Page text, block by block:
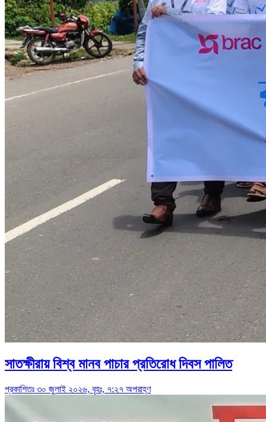
সাতক্ষীরায় বিশ্ব মানব পাচার প্রতিরোধ দিবস পালিত
প্রকাশিতঃ ৩০ জুলাই ২০২৬, বৃহঃ, ৭:২৭ অপরাহ্ণ